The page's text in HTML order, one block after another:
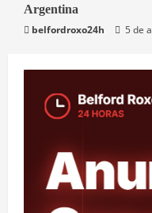
Mundo
Argentina
belfordroxo24h
5 de